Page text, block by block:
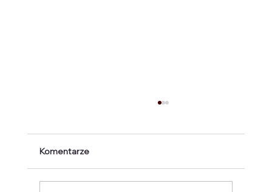
Komentarze